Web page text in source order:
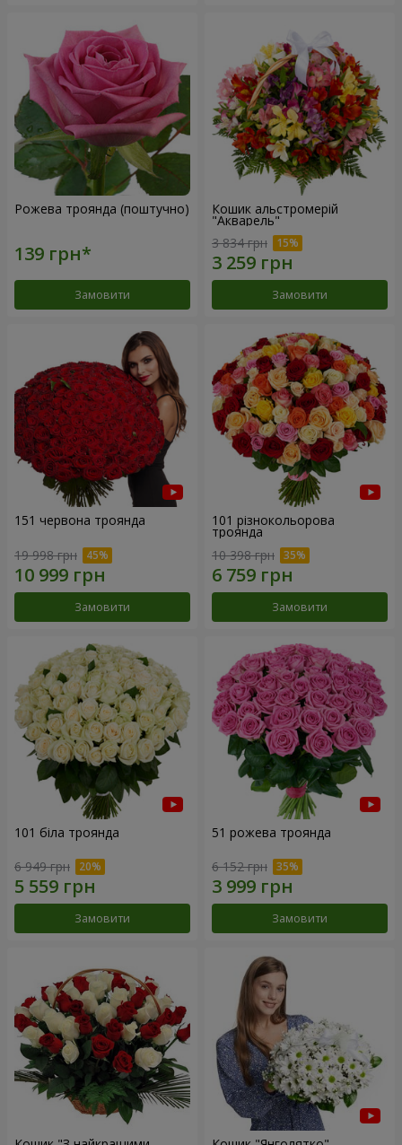
Рожева троянда (поштучно)
Замовити
Кошик альстромерій
"Акварель"
3 834 грн
Замовити
151 червона троянда
19 998 грн
Замовити
101 різнокольорова
троянда
10 398 грн
Замовити
101 біла троянда
6 949 грн
Замовити
51 рожева троянда
6 152 грн
Замовити